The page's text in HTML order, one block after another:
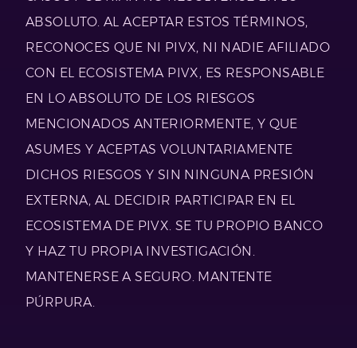
ABSOLUTO. AL ACEPTAR ESTOS TÉRMINOS,
RECONOCES QUE NI PIVX, NI NADIE AFILIADO
CON EL ECOSISTEMA PIVX, ES RESPONSABLE
EN LO ABSOLUTO DE LOS RIESGOS
MENCIONADOS ANTERIORMENTE, Y QUE
ASUMES Y ACEPTAS VOLUNTARIAMENTE
DICHOS RIESGOS Y SIN NINGUNA PRESIÓN
EXTERNA, AL DECIDIR PARTICIPAR EN EL
ECOSISTEMA DE PIVX. SE TU PROPIO BANCO
Y HAZ TU PROPIA INVESTIGACIÓN.
MANTENERSE A SEGURO. MANTENTE
PÚRPURA.